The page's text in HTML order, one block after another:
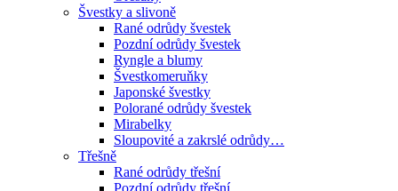
Švestky a slivoně
Rané odrůdy švestek
Pozdní odrůdy švestek
Ryngle a blumy
Švestkomeruňky
Japonské švestky
Polorané odrůdy švestek
Mirabelky
Sloupovité a zakrslé odrůdy…
Třešně
Rané odrůdy třešní
Pozdní odrůdy třešní